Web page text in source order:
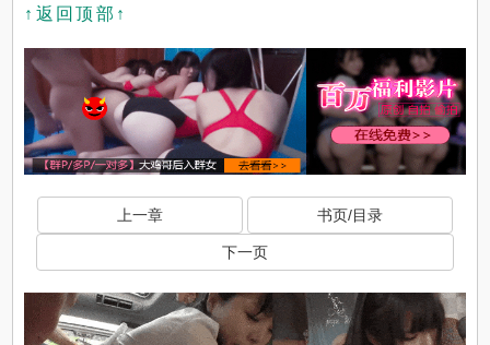
↑返回顶部↑
上一章 书页/目录
下一页